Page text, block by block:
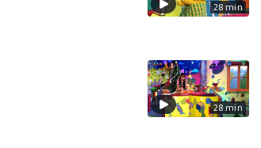
28 min
28 min